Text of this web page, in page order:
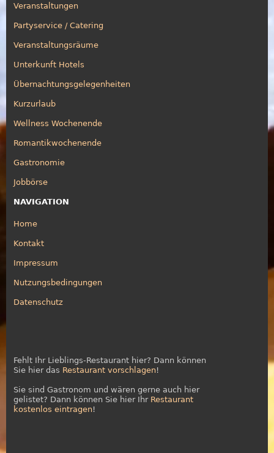
Veranstaltungen
Partyservice / Catering
Veranstaltungsräume
Unterkunft Hotels
Übernachtungsgelegenheiten
Kurzurlaub
Wellness Wochenende
Romantikwochenende
Gastronomie
Jobbörse
NAVIGATION
Home
Kontakt
Impressum
Nutzungsbedingungen
Datenschutz
Fehlt Ihr Lieblings-Restaurant hier? Dann können
Sie hier das Restaurant vorschlagen!
Sie sind Gastronom und wären gerne auch hier
gelistet? Dann können Sie hier Ihr Restaurant
kostenlos eintragen!